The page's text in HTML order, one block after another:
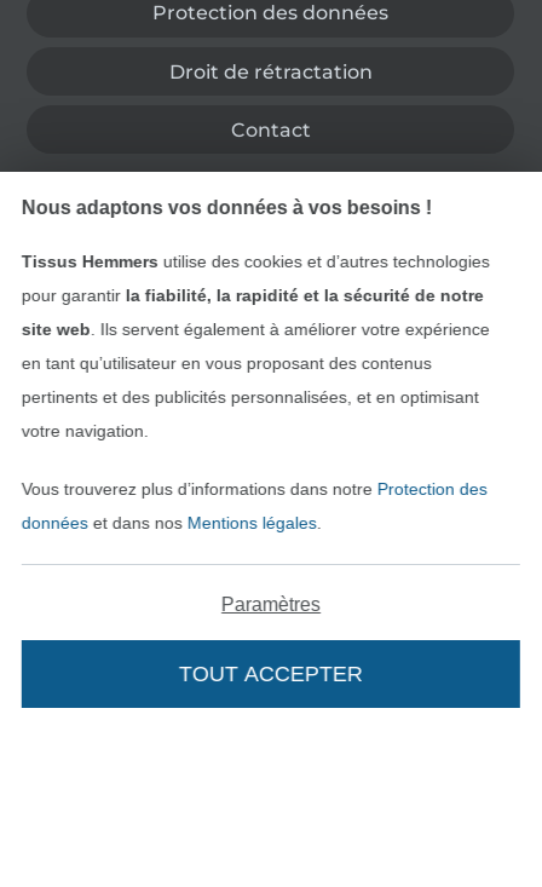
Ajouter à mon panier
Protection des données
Droit de rétractation
Contact
Rétractation de commande
Trouvez plus d’idées
Nederlands
Passer à la boutique
Nous adaptons vos données à vos besoins !
Tissus Hemmers utilise des cookies et d’autres technologies
pour garantir la fiabilité, la rapidité et la sécurité de notre
site web . Ils servent également à améliorer votre expérience
en tant qu’utilisateur en vous proposant des contenus
pertinents et des publicités personnalisées, et en optimisant
votre navigation.
Vous trouverez plus d’informations dans notre Protection des
donnéeset dans nos Mentions légales.
Paramètres
TOUT ACCEPTER